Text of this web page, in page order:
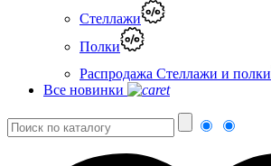
Стеллажи
Полки
Распродажа Стеллажи и полки
Все новинки